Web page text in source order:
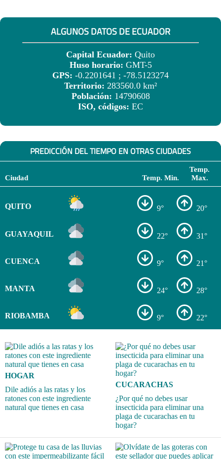
ALGUNOS DATOS DE ECUADOR
Capital Ecuador: Quito
Huso horario: GMT-5
GPS: -0.2201641 ; -78.5123274
Territorio: 283560.0 km²
Población: 14790608
ISO, códigos: EC
PREDICCIÓN DEL TIEMPO EN OTRAS CIUDADES
Ciudad Temp. Min.
Temp.
Max.
QUITO 9° 20°
GUAYAQUIL 22° 31°
CUENCA 9° 21°
MANTA 24° 28°
RIOBAMBA 9° 22°
HOGAR
Dile adiós a las ratas y los
ratones con este ingrediente
natural que tienes en casa
CUCARACHAS
¿Por qué no debes usar
insecticida para eliminar una
plaga de cucarachas en tu
hogar?